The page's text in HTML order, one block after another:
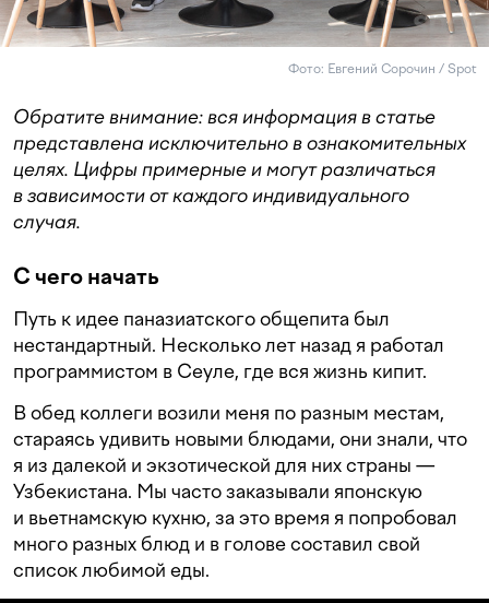
Фото: Евгений Сорочин / Spot
Обратите внимание: вся информация в статье
представлена исключительно в ознакомительных
целях. Цифры примерные и могут различаться
в зависимости от каждого индивидуального
случая.
С чего начать
Путь к идее паназиатского общепита был
нестандартный. Несколько лет назад я работал
программистом в Сеуле, где вся жизнь кипит.
В обед коллеги возили меня по разным местам,
стараясь удивить новыми блюдами, они знали, что
я из далекой и экзотической для них страны —
Узбекистана. Мы часто заказывали японскую
и вьетнамскую кухню, за это время я попробовал
много разных блюд и в голове составил свой
список любимой еды.